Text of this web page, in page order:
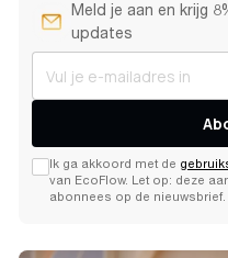
Meld je aan en krijg
updates
Ik ga akkoord met de
van EcoFlow. Let op: deze
abonnees op de nieuwsbrief.